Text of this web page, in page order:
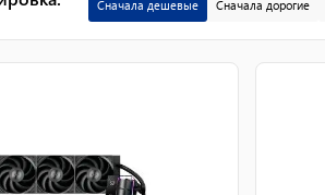
Сначала дешевые Сначала дорогие